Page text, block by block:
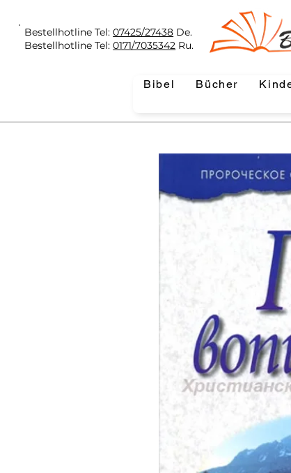
Bestellhotline Tel:07425/27438 De.
Bestellhotline Tel:0171/7035342 Ru.
Bibel Bücher